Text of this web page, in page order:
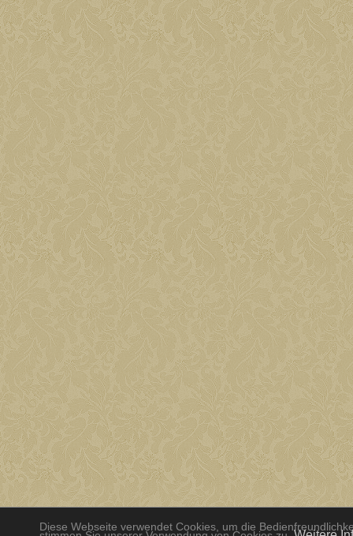
Diese Webseite verwendet Cookies, um die